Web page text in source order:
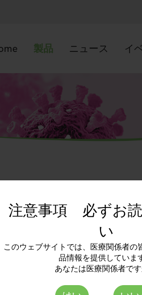
注意事項 必ずお
い
このウェブサイトでは、医療関係者の
品情報を提供していま
あなたは医療関係者です
製品 ニュース イ
Yokohama-shi